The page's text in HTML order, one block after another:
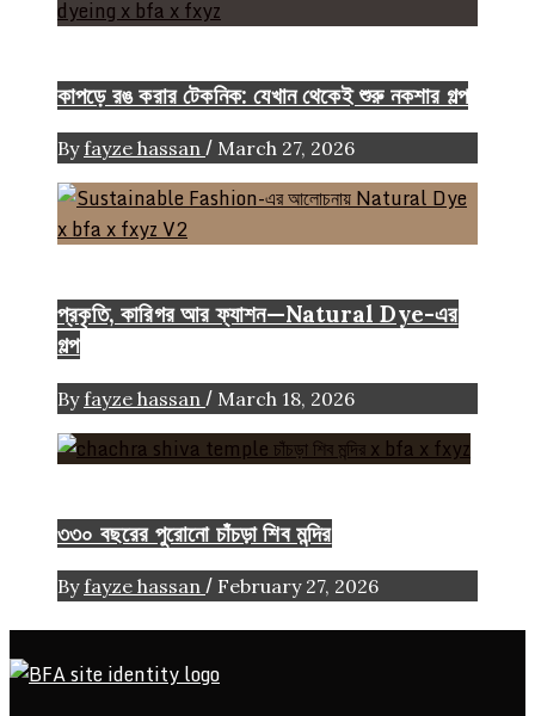
কাপড়ে রঙ করার টেকনিক: যেখান থেকেই শুরু নকশার গল্প
By fayze hassan / March 27, 2026
প্রকৃতি, কারিগর আর ফ্যাশন—Natural Dye-এর
গল্প
By fayze hassan / March 18, 2026
৩৩০ বছরের পুরোনো চাঁচড়া শিব মন্দির
By fayze hassan / February 27, 2026